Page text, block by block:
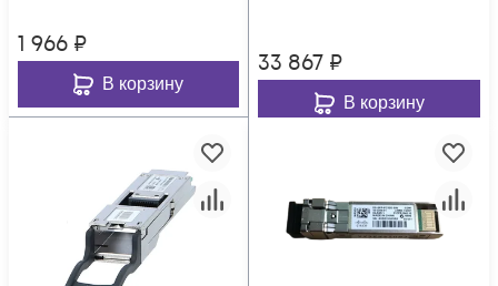
1 966 ₽
В корзину
33 867 ₽
В корзину